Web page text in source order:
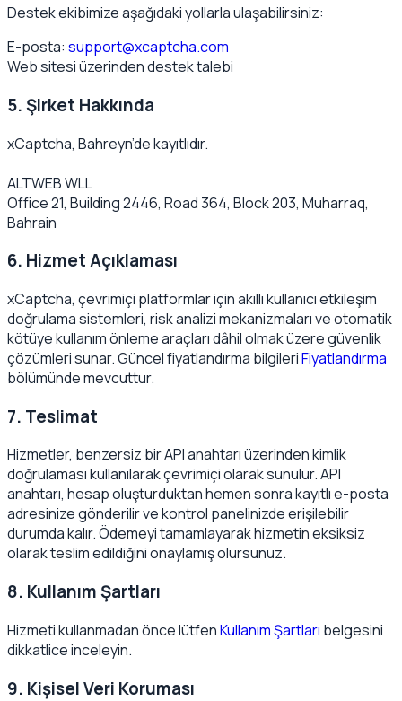
Destek ekibimize aşağıdaki yollarla ulaşabilirsiniz:
E-posta: support@xcaptcha.com
Web sitesi üzerinden destek talebi
5. Şirket Hakkında
xCaptcha, Bahreyn’de kayıtlıdır.
ALTWEB WLL
Office 21, Building 2446, Road 364, Block 203, Muharraq,
Bahrain
6. Hizmet Açıklaması
xCaptcha, çevrimiçi platformlar için akıllı kullanıcı etkileşim
doğrulama sistemleri, risk analizi mekanizmaları ve otomatik
kötüye kullanım önleme araçları dâhil olmak üzere güvenlik
çözümleri sunar. Güncel fiyatlandırma bilgileriFiyatlandırma
bölümünde mevcuttur.
7. Teslimat
Hizmetler, benzersiz bir API anahtarı üzerinden kimlik
doğrulaması kullanılarak çevrimiçi olarak sunulur. API
anahtarı, hesap oluşturduktan hemen sonra kayıtlı e-posta
adresinize gönderilir ve kontrol panelinizde erişilebilir
durumda kalır. Ödemeyi tamamlayarak hizmetin eksiksiz
olarak teslim edildiğini onaylamış olursunuz.
8. Kullanım Şartları
Hizmeti kullanmadan önce lütfenKullanım Şartları belgesini
dikkatlice inceleyin.
9. Kişisel Veri Koruması